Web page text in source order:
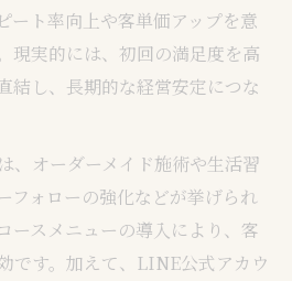
ート率向上や客単価アップを意
現実的には、初回の満足度を高
結し、長期的な経営安定につな
、オーダーメイド施術や生活習
フォローの強化などが挙げられ
ースメニューの導入により、客
です。加えて、LINE公式アカウ